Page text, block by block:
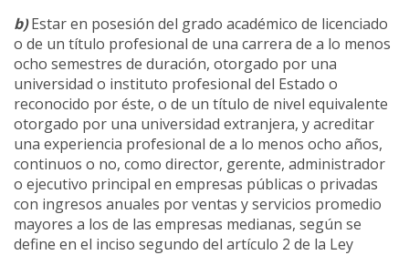
b)Estar en posesión del grado académico de licenciado
o de un título profesional de una carrera de a lo menos
ocho semestres de duración, otorgado por una
universidad o instituto profesional del Estado o
reconocido por éste, o de un título de nivel equivalente
otorgado por una universidad extranjera, y acreditar
una experiencia profesional de a lo menos ocho años,
continuos o no, como director, gerente, administrador
o ejecutivo principal en empresas públicas o privadas
con ingresos anuales por ventas y servicios promedio
mayores a los de las empresas medianas, según se
define en el inciso segundo del artículo 2 de la Ley